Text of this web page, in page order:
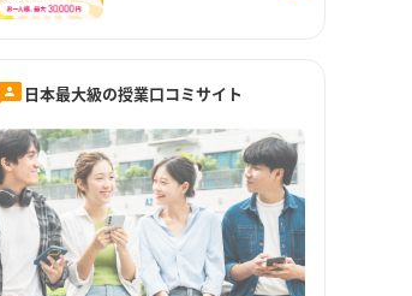
日本最大級の授業口コミサイト